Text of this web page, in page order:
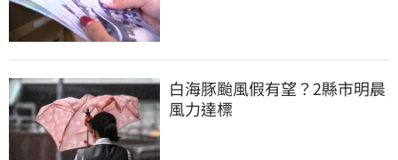
白海豚颱風假有望？2縣市明晨
風力達標